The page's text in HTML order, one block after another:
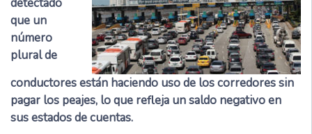
detectado
que un
número
plural de
conductores están haciendo uso de los corredores sin
pagar los peajes, lo que refleja un saldo negativo en
sus estados de cuentas.